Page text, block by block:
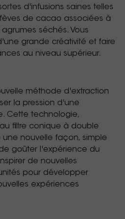
d'infusions saines telles
de cacao associées à
séchés. Vous
grande créativité et faire
au niveau supérieur.
méthode d'extraction
la pression d'une
Cette technologie,
filtre conique à double
nouvelle façon, simple
goûter l'expérience du
de nouvelles
pour développer
expériences